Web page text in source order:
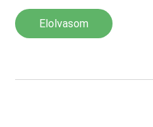
Elolvasom